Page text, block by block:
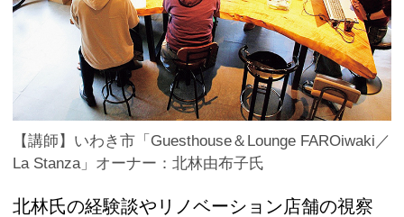
【講師】いわき市「Guesthouse＆Lounge FAROiwaki／
La Stanza」オーナー：北林由布子氏
北林氏の経験談やリノベーション店舗の視察